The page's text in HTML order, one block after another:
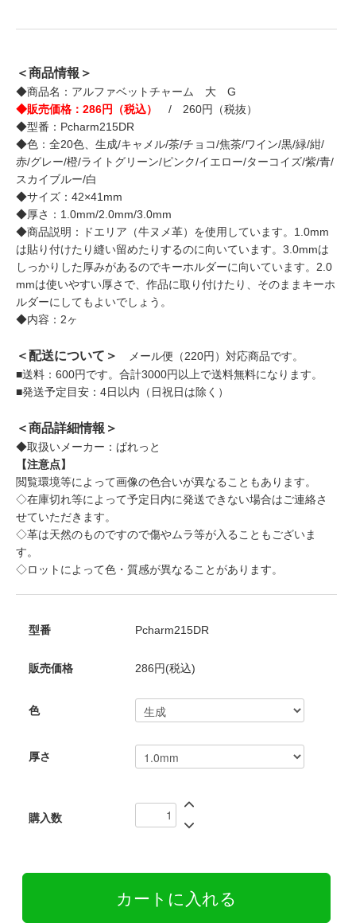
＜商品情報＞
◆商品名：アルファベットチャーム 大 G
◆販売価格：286円（税込）
/ 260円（税抜）
◆型番：Pcharm215DR
◆色：全20色、生成/キャメル/茶/チョコ/焦茶/ワイン/黒/緑/紺/
赤/グレー/橙/ライトグリーン/ピンク/イエロー/ターコイズ/紫/青/
スカイブルー/白
◆サイズ：42×41mm
◆厚さ：1.0mm/2.0mm/3.0mm
◆商品説明：ドエリア（牛ヌメ革）を使用しています。1.0mm
は貼り付けたり縫い留めたりするのに向いています。3.0mmは
しっかりした厚みがあるのでキーホルダーに向いています。2.0
mmは使いやすい厚さで、作品に取り付けたり、そのままキーホ
ルダーにしてもよいでしょう。
◆内容：2ヶ
＜配送について＞
メール便（220円）対応商品です。
■送料：600円です。合計3000円以上で送料無料になります。
■発送予定目安：4日以内（日祝日は除く）
＜商品詳細情報＞
◆取扱いメーカー：ぱれっと
【注意点】
閲覧環境等によって画像の色合いが異なることもあります。
◇在庫切れ等によって予定日内に発送できない場合はご連絡さ
せていただきます。
◇革は天然のものですので傷やムラ等が入ることもございま
す。
◇ロットによって色・質感が異なることがあります。
型番 Pcharm215DR
販売価格 286円(税込)
色
厚さ
購入数